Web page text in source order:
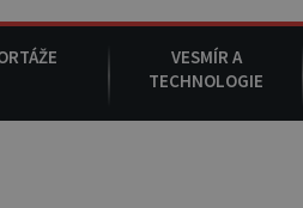
VESMÍR A
TECHNOLOGIE